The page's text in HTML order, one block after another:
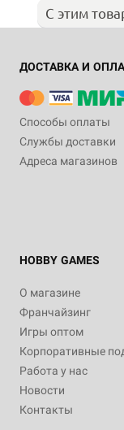
С этим
ДОСТАВКА И
Способы оплаты
Службы доставки
Адреса магазинов
HOBBY GAMES
О магазине
Франчайзинг
Игры оптом
Корпоративные
Работа у нас
Новости
Контакты